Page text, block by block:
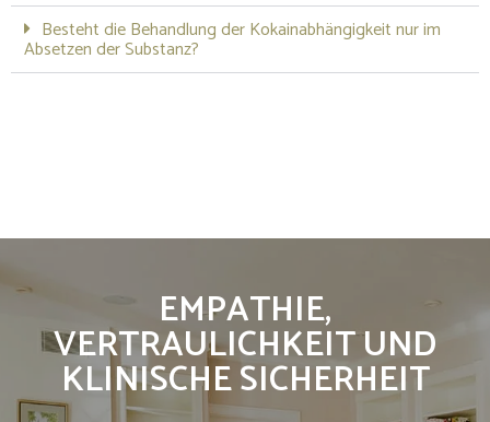
Besteht die Behandlung der Kokainabhängigkeit nur im
Absetzen der Substanz?
EMPATHIE,
VERTRAULICHKEIT UND
KLINISCHE SICHERHEIT